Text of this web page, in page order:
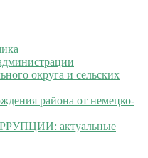
округа и сельских
района от немецко-
актуальные